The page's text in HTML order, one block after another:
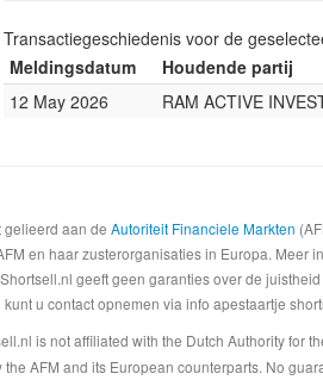
Transactiegeschiedenis voor de
Meldingsdatum
Houdende partij
12 May 2026
RAM ACTIVE
gelieerd aan de Autoriteit Financiele Markten
en haar zusterorganisaties in Europa.
geeft geen garanties over de
u contact opnemen via info apestaartje
is not affiliated with the Dutch Authority for
AFM and its European counterparts. No